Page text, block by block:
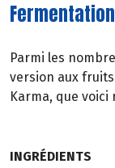
Parmi les
version aux
Karma, que voici
INGRÉDIENTS